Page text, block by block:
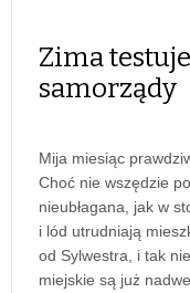
Zima testuje
samorządy
Mija miesiąc
Choć nie wszędzie
nieubłagana, jak w
i lód utrudniają
od Sylwestra, i tak
miejskie są już